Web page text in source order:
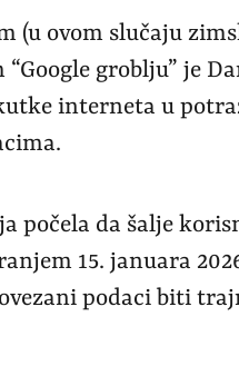
(u ovom slučaju
groblju” je
interneta u
počela da šalje
15. januara
podaci biti